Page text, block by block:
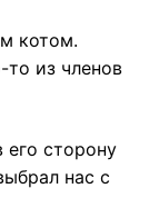
котом.
из членов
сторону
нас с